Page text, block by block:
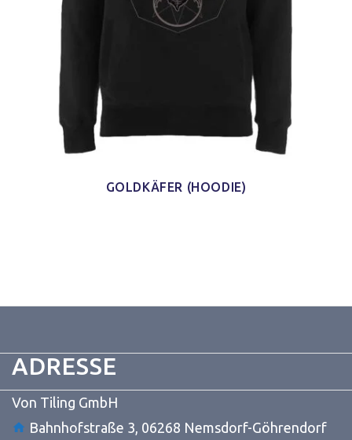
GOLDKÄFER (HOODIE)
ADRESSE
Von Tiling GmbH
Bahnhofstraße 3, 06268 Nemsdorf-Göhrendorf